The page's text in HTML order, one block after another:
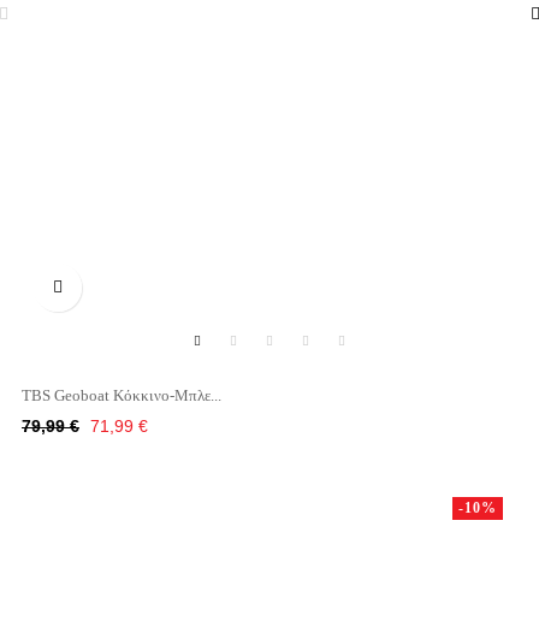

TBS Geoboat Κόκκινο-Μπλε...
Κανονική
79,99 € Τιμή
71,99 €
-10%